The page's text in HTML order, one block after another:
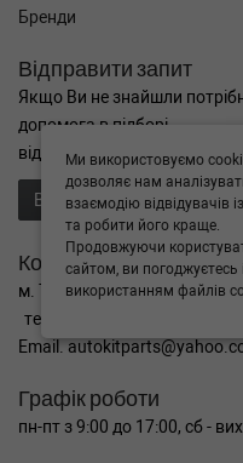
Бренди
Відправити запит
Якщо Ви не знайшли
допомога в підборі,
відправте нам запит - ми
Відправити запит
Контакти
м. Тернопіль вул.
тел. +38(099)650-59-19
Email.
Графік роботи
пн-пт з 9:00 до 17:00, сб -
Ми використовуємо
дозволяє нам
взаємодію відвідувачів
та робити його краще.
Продовжуючи
сайтом, ви погоджуєтесь
використанням файлів